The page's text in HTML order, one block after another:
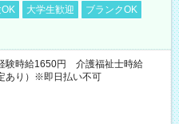
大学生歓迎
ブランクOK
験時給1650円 介護福祉士時給
あり）※即日払い不可